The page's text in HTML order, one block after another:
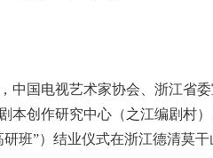
国电视艺术家协会、浙江省委
本创作研究中心（之江编剧村
班”）结业仪式在浙江德清莫干